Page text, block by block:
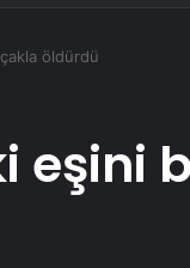
öldürdü
eşini